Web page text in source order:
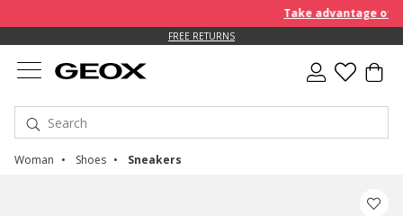
Take advantage of
FREE RETURNS
Woman Shoes Sneakers